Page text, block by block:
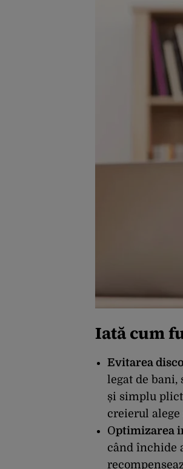
Iată cum
Evitarea
legat de
și simplu
creierul alege
Optimizarea
când închide